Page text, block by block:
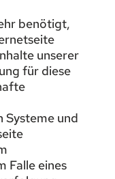
benötigt,
unserer
für diese
und
Falle eines